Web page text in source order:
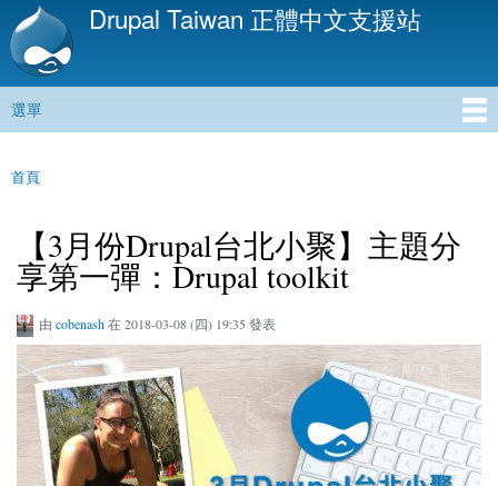
移
內
Drupal Taiwan 正體中文支援站
主選單
選單
您在這裡
首頁
【3月份Drupal台北小聚】主題分
享第一彈：Drupal toolkit
由 cobenash在 2018-03-08 (四) 19:35 發表